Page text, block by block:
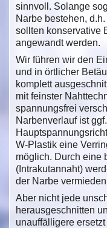
sinnvoll. Solange
Narbe bestehen,
sollten konservative
angewandt werden.
Wir führen wir den
und in örtlicher
komplett
mit feinster
spannungsfrei
Narbenverlauf ist
W-Plastik eine
möglich. Durch eine
(Intrakutannaht)
der Narbe
Aber nicht jede
herausgeschnitten
unauffälligere